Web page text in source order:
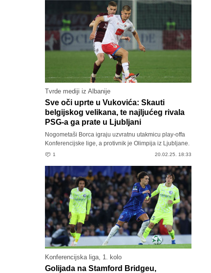
Tvrde mediji iz Albanije
Sve oči uprte u Vukovića: Skauti
belgijskog velikana, te najljućeg rivala
PSG-a ga prate u Ljubljani
Nogometaši Borca igraju uzvratnu utakmicu play-offa
Konferencijske lige, a protivnik je Olimpija iz Ljubljane.
1 20.02.25. 18:33
Konferencijska liga, 1. kolo
Golijada na Stamford Bridgeu,